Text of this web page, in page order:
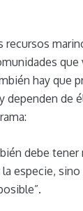
recursos
que
hay que
dependen de
debe
especie,